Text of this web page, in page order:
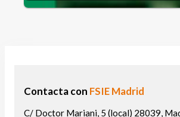
Contacta con FSIE Madrid
C/ Doctor Mariani, 5 (local) 28039,